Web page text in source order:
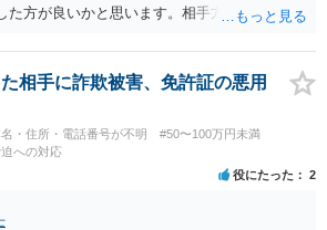
た方が良いかと思います。相手方の居場所が
相手に詐欺被害、免許証の悪用
・住所・電話番号が不明
#50〜100万円未満
への対応
役にたった 2